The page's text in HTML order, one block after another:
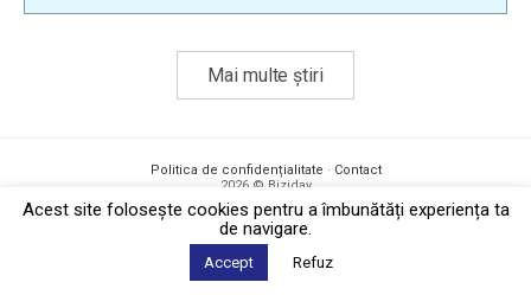
Mai multe știri
Politica de confidențialitate · Contact
2026 © Biziday
Acest site foloseşte cookies pentru a îmbunătăți experiența ta
de navigare.
Accept Refuz